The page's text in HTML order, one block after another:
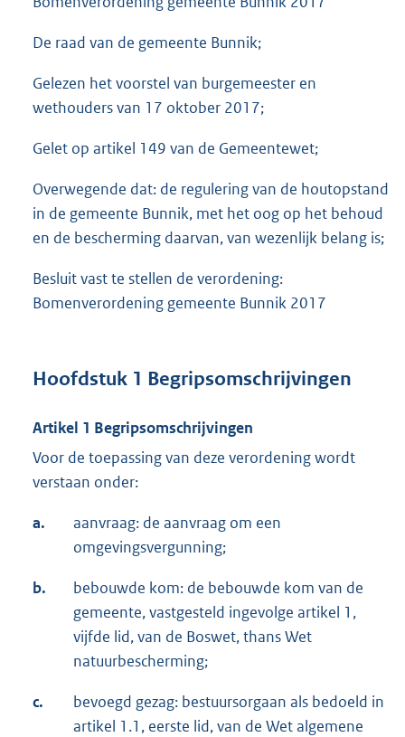
De raad van de gemeente Bunnik;
Gelezen het voorstel van burgemeester en
wethouders van 17 oktober 2017;
Gelet op artikel 149 van de Gemeentewet;
Overwegende dat: de regulering van de houtopstand
in de gemeente Bunnik, met het oog op het behoud
en de bescherming daarvan, van wezenlijk belang is;
Besluit vast te stellen de verordening:
Bomenverordening gemeente Bunnik 2017
Hoofdstuk 1 Begripsomschrijvingen
Artikel 1 Begripsomschrijvingen
Voor de toepassing van deze verordening wordt
verstaan onder:
a.
aanvraag: de aanvraag om een
omgevingsvergunning;
b.
bebouwde kom: de bebouwde kom van de
gemeente, vastgesteld ingevolge artikel 1,
vijfde lid, van de Boswet, thans Wet
natuurbescherming;
c.
bevoegd gezag: bestuursorgaan als bedoeld in
artikel 1.1, eerste lid, van de Wet algemene